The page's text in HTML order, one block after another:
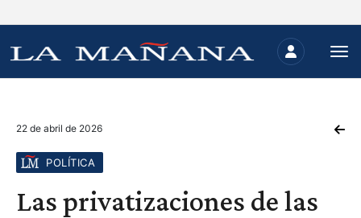
22 de abril de 2026
POLÍTICA
Las privatizaciones de las